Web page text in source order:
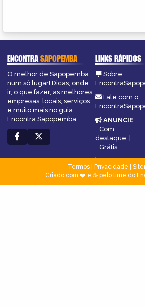
ENCONTRASAPOPEMBA
O melhor de Sapopemba
num só lugar! Dicas, onde
ir, o que fazer, as melhores
empresas, locais, serviços
e muito mais no guia
Encontra Sapopemba.
LINKS RÁPIDOS
Sobre
Fale com o
ANUNCIE:
Com
destaque |
Grátis
Termos| Privacidade
Criado com ❤️ e ☕ pelo time do